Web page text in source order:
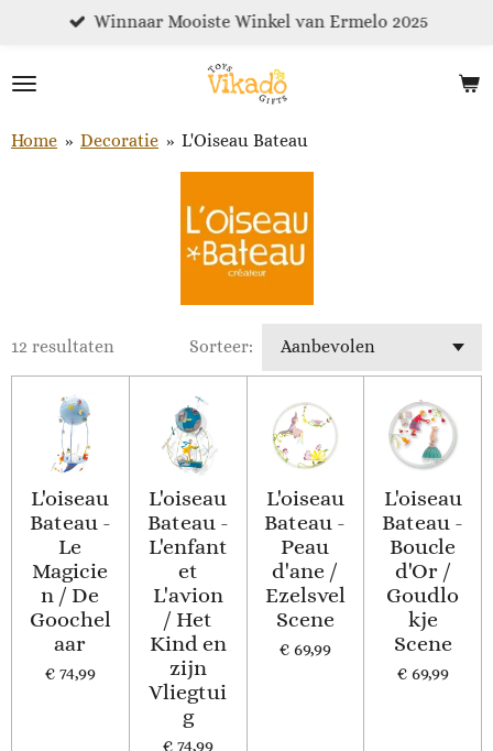
naar
Winnaar Mooiste Winkel van Ermelo 2025
Home » Decoratie » L'Oiseau Bateau
12 resultaten Sorteer:
L'oiseau
Bateau -
Le
Magicie
n / De
Goochel
aar
€ 74,99
L'oiseau
Bateau -
L'enfant
et
L'avion
/ Het
Kind en
zijn
Vliegtui
g
€ 74,99
L'oiseau
Bateau -
Peau
d'ane /
Ezelsvel
Scene
€ 69,99
L'oiseau
Bateau -
Boucle
d'Or /
Goudlo
kje
Scene
€ 69,99